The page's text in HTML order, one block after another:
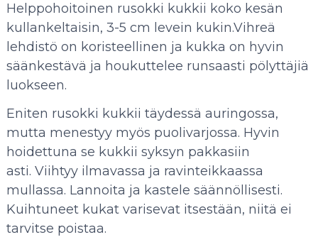
Helppohoitoinen rusokki kukkii koko kesän
kullankeltaisin, 3-5 cm levein kukin.Vihreä
lehdistö on koristeellinen ja kukka on hyvin
säänkestävä ja houkuttelee runsaasti pölyttäjiä
luokseen.
Eniten rusokki kukkii täydessä auringossa,
mutta menestyy myös puolivarjossa. Hyvin
hoidettuna se kukkii syksyn pakkasiin
asti. Viihtyy ilmavassa ja ravinteikkaassa
mullassa. Lannoita ja kastele säännöllisesti.
Kuihtuneet kukat varisevat itsestään, niitä ei
tarvitse poistaa.